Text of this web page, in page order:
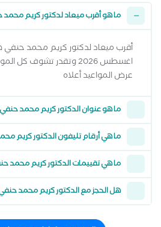
ما هو أقرب ميعاد لدكتور كريم
اغسطس 2026 وتقدر تشوف
عرض المواعيد أعلاه
ما هو عنوان الدكتور كريم محمد
ما هي أرقام تليفون الدكتور كريم
ما هي تقييمات الدكتور كريم محمد
هل الحجز مع الدكتور كريم محمد